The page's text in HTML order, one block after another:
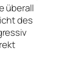
überall
des